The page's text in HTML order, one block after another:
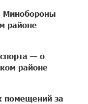
Минобороны
районе
— о
районе
помещений за